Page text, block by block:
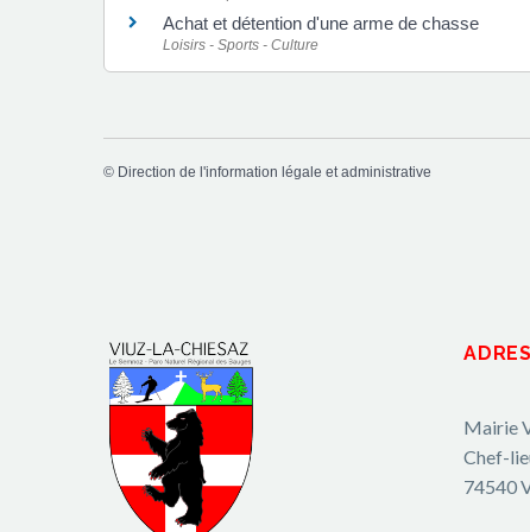
Achat et détention d'une arme de chasse
Loisirs - Sports - Culture
© Direction de l'information légale et administrative
Mairie
Chef-
74540